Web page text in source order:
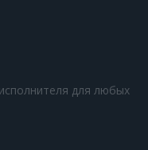
для любых